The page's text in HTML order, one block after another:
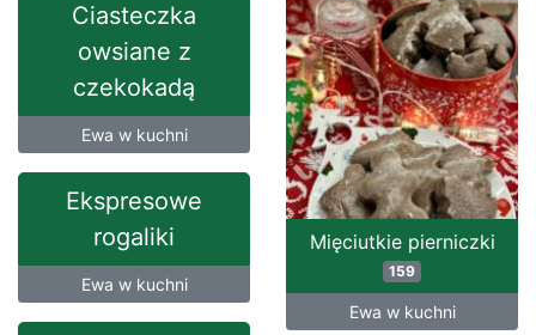
Ciasteczka
owsiane z
czekokadą
Ewa w kuchni
Mięciutkie pierniczki
159
Ewa w kuchni
Ekspresowe
rogaliki
Ewa w kuchni